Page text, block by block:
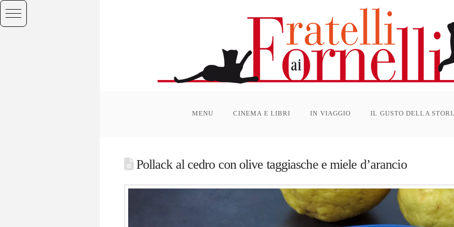
MENU CINEMA E LIBRI IN VIAGGIO IL GUSTO DELLA
Pollack al cedro con olive taggiasche e miele d’arancio